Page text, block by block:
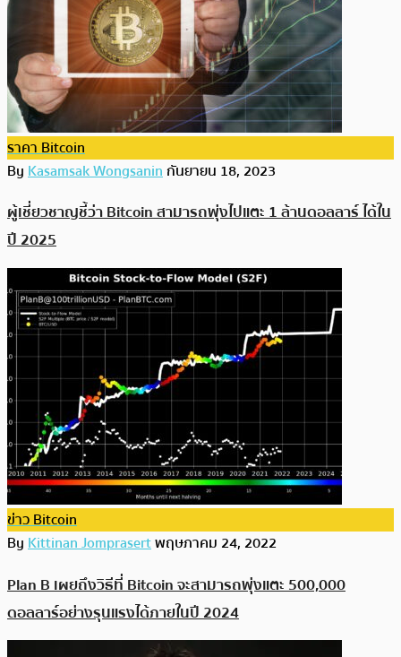
ราคา Bitcoin
ByKasamsak Wongsaninกันยายน 18, 2023
ผู้เชี่ยวชาญชี้ว่า Bitcoin สามารถพุ่งไปแตะ 1 ล้านดอลลาร์ ได้ใน
ปี 2025
ข่าว Bitcoin
ByKittinan Jomprasertพฤษภาคม 24, 2022
Plan B เผยถึงวิธีที่ Bitcoin จะสามารถพุ่งแตะ 500,000
ดอลลาร์อย่างรุนแรงได้ภายในปี 2024